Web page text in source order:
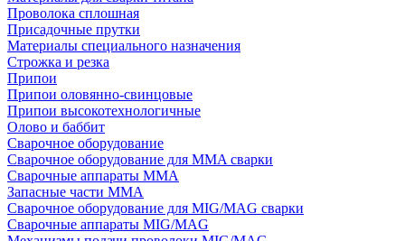
Проволока сплошная
Присадочные прутки
Материалы специального назначения
Строжка и резка
Припои
Припои оловянно-свинцовые
Припои высокотехнологичные
Олово и баббит
Сварочное оборудование
Сварочное оборудование для MMA сварки
Сварочные аппараты MMA
Запасные части MMA
Сварочное оборудование для MIG/MAG сварки
Сварочные аппараты MIG/MAG